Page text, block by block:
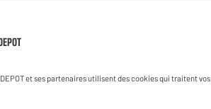
et ses partenaires utilisent des cookies qui traitent vos